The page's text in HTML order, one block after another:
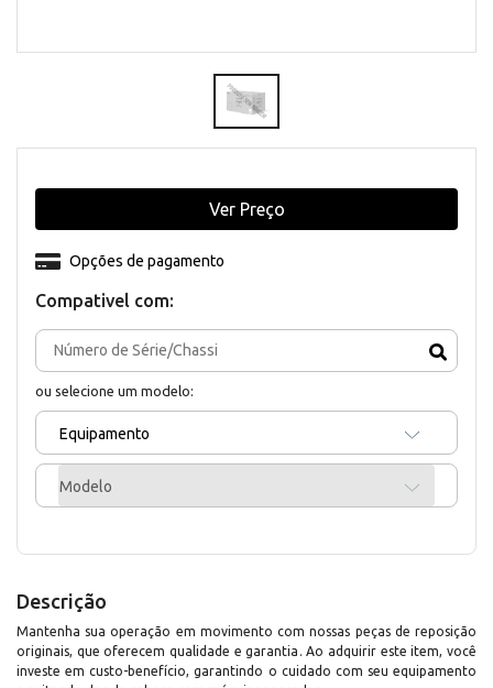
Compativel com:
ou selecione um modelo:
Equipamento
Modelo
Opções de pagamento
Ver Preço
Descrição
Mantenha sua operação em movimento com nossas peças de reposição
originais, que oferecem qualidade e garantia. Ao adquirir este item, você
investe em custo-benefício, garantindo o cuidado com seu equipamento